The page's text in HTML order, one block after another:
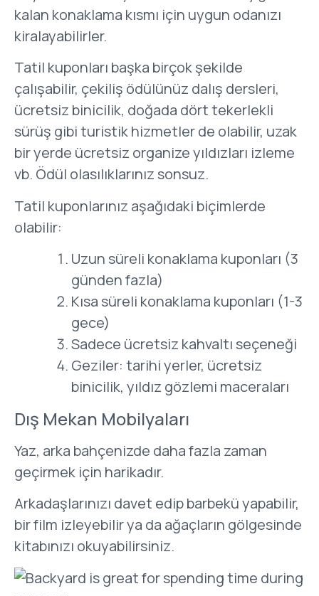
kalan konaklama kısmı için uygun odanızı
kiralayabilirler.
Tatil kuponları başka birçok şekilde
çalışabilir, çekiliş ödülünüz dalış dersleri,
ücretsiz binicilik, doğada dört tekerlekli
sürüş gibi turistik hizmetler de olabilir, uzak
bir yerde ücretsiz organize yıldızları izleme
vb. Ödül olasılıklarınız sonsuz.
Tatil kuponlarınız aşağıdaki biçimlerde
olabilir:
Uzun süreli konaklama kuponları (3
günden fazla)
Kısa süreli konaklama kuponları (1-3
gece)
Sadece ücretsiz kahvaltı seçeneği
Geziler: tarihi yerler, ücretsiz
binicilik, yıldız gözlemi maceraları
Dış Mekan Mobilyaları
Yaz, arka bahçenizde daha fazla zaman
geçirmek için harikadır.
Arkadaşlarınızı davet edip barbekü yapabilir,
bir film izleyebilir ya da ağaçların gölgesinde
kitabınızı okuyabilirsiniz.